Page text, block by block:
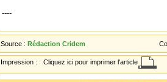
----
Source : Rédaction Cridem
Impression : Cliquez ici pour imprimer l'article